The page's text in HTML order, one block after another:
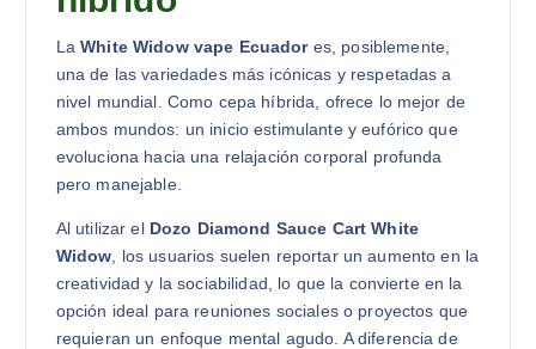
LaWhite Widow vape Ecuadores, posiblemente,
una de las variedades más icónicas y respetadas a
nivel mundial. Como cepa híbrida, ofrece lo mejor de
ambos mundos: un inicio estimulante y eufórico que
evoluciona hacia una relajación corporal profunda
pero manejable.
Al utilizar el Dozo Diamond Sauce Cart White
Widow , los usuarios suelen reportar un aumento en la
creatividad y la sociabilidad, lo que la convierte en la
opción ideal para reuniones sociales o proyectos que
requieran un enfoque mental agudo. A diferencia de